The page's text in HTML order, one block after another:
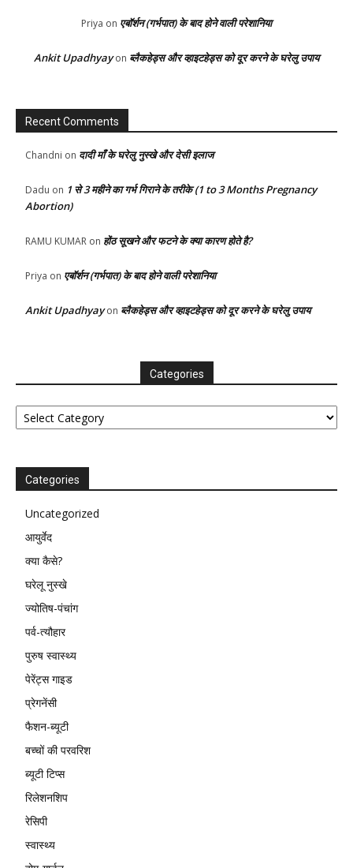
Priya on एबॉर्शन (गर्भपात) के बाद होने वाली परेशानिया
Ankit Upadhyayon ब्लैकहेड्स और व्हाइटहेड्स को दूर करने के घरेलु उपाय
Recent Comments
Chandni on दादी माँ के घरेलु नुस्खे और देसी इलाज
Dadu on 1 से 3 महीने का गर्भ गिराने के तरीके (1 to 3 Months Pregnancy
Abortion)
RAMU KUMAR on होंठ सूखने और फटने के क्या कारण होते है?
Priya on एबॉर्शन (गर्भपात) के बाद होने वाली परेशानिया
Ankit Upadhyayon ब्लैकहेड्स और व्हाइटहेड्स को दूर करने के घरेलु उपाय
Categories
Categories
Categories
Uncategorized
आयुर्वेद
क्या कैसे?
घरेलू नुस्खे
ज्योतिष-पंचांग
पर्व-त्यौहार
पुरुष स्वास्थ्य
पेरेंट्स गाइड
प्रेगनेंसी
फैशन-ब्यूटी
बच्चों की परवरिश
ब्यूटी टिप्स
रिलेशनशिप
रेसिपी
स्वास्थ्य